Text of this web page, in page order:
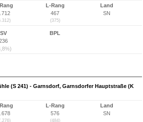
L-Rang
467
(375)
Land
SN
SV
BPL
(S 241) - Garnsdorf, Garnsdorfer Hauptstraße (K
L-Rang
576
(484)
Land
SN